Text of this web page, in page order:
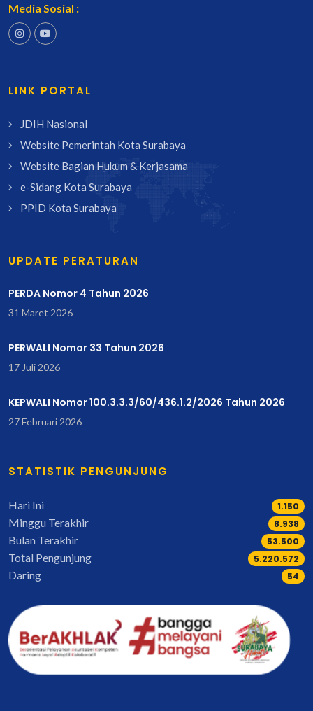
Media Sosial :
LINK PORTAL
JDIH Nasional
Website Pemerintah Kota Surabaya
Website Bagian Hukum & Kerjasama
e-Sidang Kota Surabaya
PPID Kota Surabaya
UPDATE PERATURAN
PERDA Nomor 4 Tahun 2026
31 Maret 2026
PERWALI Nomor 33 Tahun 2026
17 Juli 2026
KEPWALI Nomor 100.3.3.3/60/436.1.2/2026 Tahun 2026
27 Februari 2026
STATISTIK PENGUNJUNG
Hari Ini 1.517
Minggu Terakhir 11.700
Bulan Terakhir 66.065
Total Pengunjung 6.448.918
Daring 38